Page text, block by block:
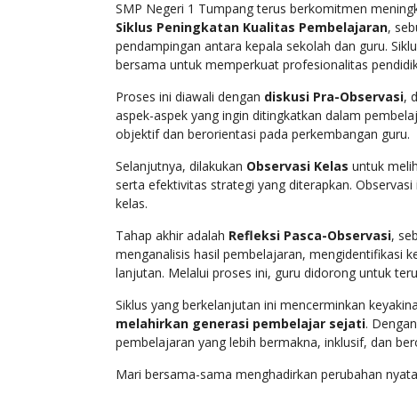
SMP Negeri 1 Tumpang terus berkomitmen
Siklus Peningkatan Kualitas Pembelajaran,
pendampingan antara kepala sekolah dan guru.
bersama untuk memperkuat profesionalitas
Proses ini diawali dengan diskusi Pra-Observasi,
aspek-aspek yang ingin ditingkatkan dalam
objektif dan berorientasi pada perkembangan guru.
Selanjutnya, dilakukan Observasi Kelas untuk
serta efektivitas strategi yang diterapkan.
kelas.
Tahap akhir adalah Refleksi Pasca-Observasi,
menganalisis hasil pembelajaran, mengidentifikasi
lanjutan. Melalui proses ini, guru didorong untuk
Siklus yang berkelanjutan ini mencerminkan
melahirkan generasi pembelajar sejati.
pembelajaran yang lebih bermakna, inklusif, dan
Mari bersama-sama menghadirkan perubahan